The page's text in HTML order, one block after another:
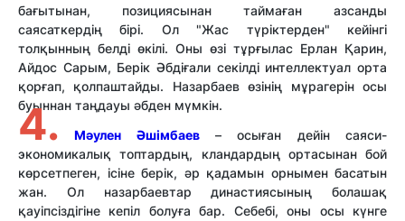
бағытынан, позициясынан таймаған азсанды
саясаткердің бірі. Ол "Жас түріктерден" кейінгі
толқынның белді өкілі. Оны өзі тұрғылас Ерлан Қарин,
Айдос Сарым, Берік Әбдіғали секілді интеллектуал орта
қорғап, қолпаштайды. Назарбаев өзінің мұрагерін осы
буыннан таңдауы әбден мүмкін.
4. Мәулен Әшімбаев– осыған дейін саяси-
экономикалық топтардың, кландардың ортасынан бой
көрсетпеген, ісіне берік, әр қадамын орнымен басатын
жан. Ол назарбаевтар династиясының болашақ
қауіпсіздігіне кепіл болуға бар. Себебі, оны осы күнге